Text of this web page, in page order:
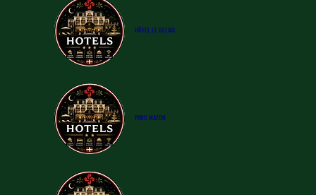
​HÔTELLE RELAIS
PARC MAZON